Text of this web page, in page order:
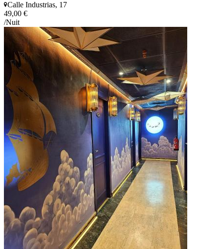
Calle Industrias, 17
49,00 €
/Nuit